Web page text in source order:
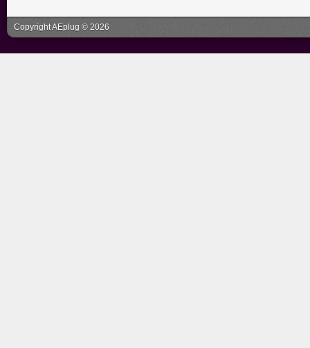
Copyright AEplug © 2026